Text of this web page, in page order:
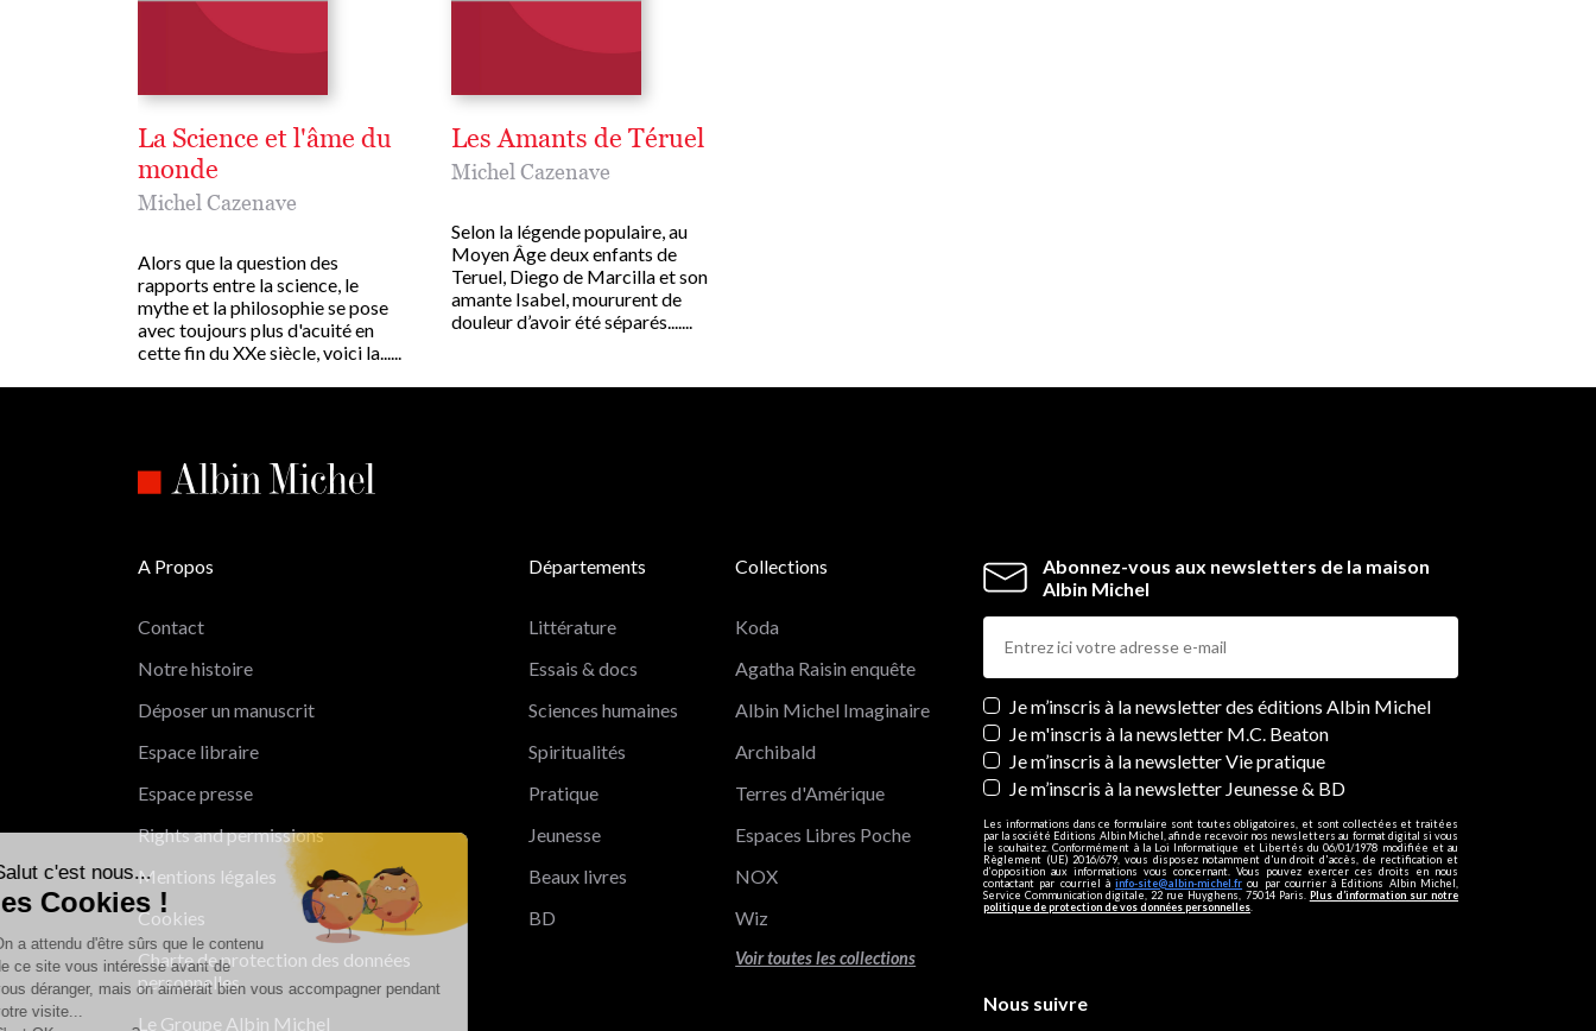
Salut c'est nous...
les Cookies !
On a attendu d'être sûrs que le contenu
de ce site vous intéresse avant de
vous déranger, mais on aimerait bien vous accompagner pendant
votre visite...
La Science et l'âme du
monde
Michel Cazenave
Alors que la question des
rapports entre la science, le
mythe et la philosophie se pose
avec toujours plus d'acuité en
cette fin du XXe siècle, voici la......
Les Amants de Téruel
Michel Cazenave
Selon la légende populaire, au
Moyen Âge deux enfants de
Teruel, Diego de Marcilla et son
amante Isabel, moururent de
douleur d’avoir été séparés.......
Abonnez-vous aux newsletters de la maison
Albin Michel
Newsletters
Je m’inscris à la newsletter des éditions Albin Michel
Je m'inscris à la newsletter M.C. Beaton
Je m’inscris à la newsletter Vie pratique
Je m’inscris à la newsletter Jeunesse & BD
Les informations dans ce formulaire sont toutes obligatoires, et sont collectées et traitées
par la société Editions Albin Michel, afin de recevoir nos newsletters au format digital si vous
le souhaitez. Conformément à la Loi Informatique et Libertés du 06/01/1978 modifiée et au
Règlement (UE) 2016/679, vous disposez notamment d'un droit d'accès, de rectification et
d’opposition aux informations vous concernant. Vous pouvez exercer ces droits en nous
contactant par courriel àinfo-site@albin-michel.fr ou par courrier à Editions Albin Michel,
Service Communication digitale, 22 rue Huyghens, 75014 Paris. Plus d’information sur notre
politique de protection de vos données personnelles
A Propos
Contact
Notre histoire
Déposer un manuscrit
Espace libraire
Espace presse
Rights and permissions
Mentions légales
Cookies
Charte de protection des données
personnelles
Le Groupe Albin Michel
Départements
Littérature
Essais & docs
Sciences humaines
Spiritualités
Pratique
Jeunesse
Beaux livres
BD
Collections
Koda
Agatha Raisin enquête
Albin Michel Imaginaire
Archibald
Terres d'Amérique
Espaces Libres Poche
NOX
Wiz
Voir toutes les collections
Nous suivre